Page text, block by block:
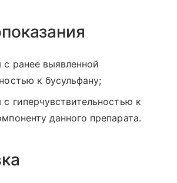
с ранее выявленной
к бусульфану;
с гиперчувствительностью к
данного препарата.